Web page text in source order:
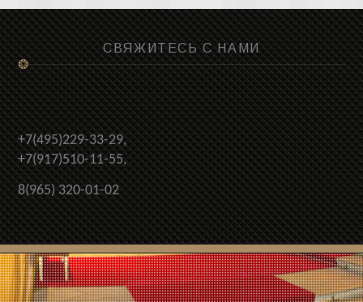
❂
СВЯЖИТЕСЬ С НАМИ
+7(495)229-33-29,
+7(917)510-11-55,
8(965) 320-01-02